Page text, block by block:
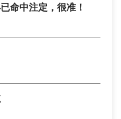
命中注定，很准！